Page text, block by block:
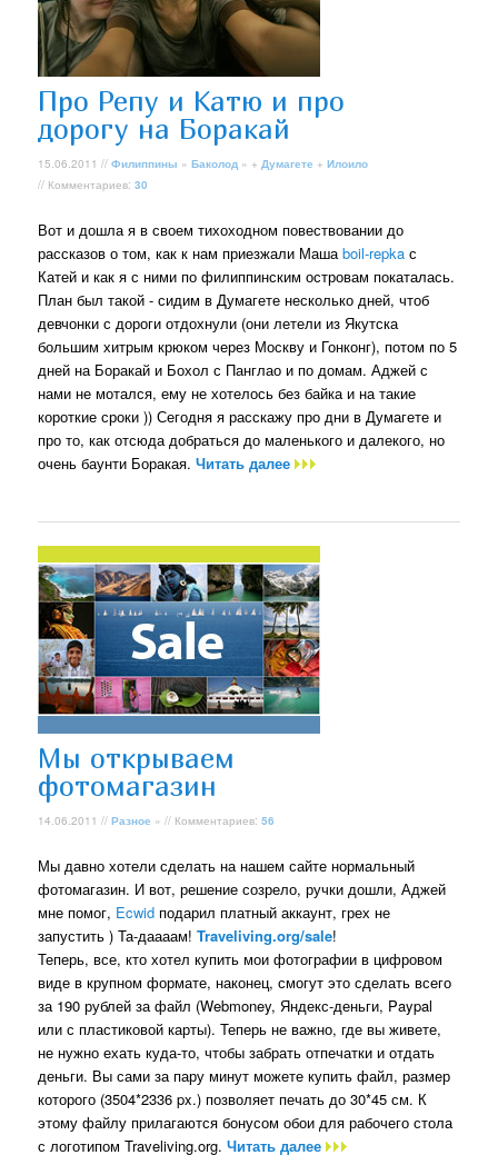
Про Репу и Катю и про
дорогу на Боракай
15.06.2011 //Филиппины »Баколод » + Думагете +Илоило
// Комментариев:30
Вот и дошла я в своем тихоходном повествовании до
рассказов о том, как к нам приезжали Машаboil-repka с
Катей и как я с ними по филиппинским островам покаталась.
План был такой - сидим в Думагете несколько дней, чтоб
девчонки с дороги отдохнули (они летели из Якутска
большим хитрым крюком через Москву и Гонконг), потом по 5
дней на Боракай и Бохол с Панглао и по домам. Аджей с
нами не мотался, ему не хотелось без байка и на такие
короткие сроки )) Сегодня я расскажу про дни в Думагете и
про то, как отсюда добраться до маленького и далекого, но
очень баунти Боракая.Читать далее
Мы открываем
фотомагазин
14.06.2011 //Разное » // Комментариев:56
Мы давно хотели сделать на нашем сайте нормальный
фотомагазин. И вот, решение созрело, ручки дошли, Аджей
мне помог, Ecwid подарил платный аккаунт, грех не
запустить ) Та-даааам!Traveliving.org/sale!
Теперь, все, кто хотел купить мои фотографии в цифровом
виде в крупном формате, наконец, смогут это сделать всего
за 190 рублей за файл (Webmoney, Яндекс-деньги, Paypal
или с пластиковой карты). Теперь не важно, где вы живете,
не нужно ехать куда-то, чтобы забрать отпечатки и отдать
деньги. Вы сами за пару минут можете купить файл, размер
которого (3504*2336 px.) позволяет печать до 30*45 см. К
этому файлу прилагаются бонусом обои для рабочего стола
с логотипом Traveliving.org.Читать далее